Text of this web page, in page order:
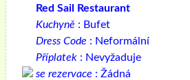
Red Sail Restaurant
Kuchyně : Bufet
Dress Code : Neformální
Příplatek : Nevyžaduje
se rezervace : Žádná